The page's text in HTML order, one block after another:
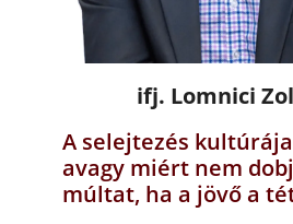
ifj. Lomnici
A selejtezés
avagy miért nem
múltat, ha a jövő a